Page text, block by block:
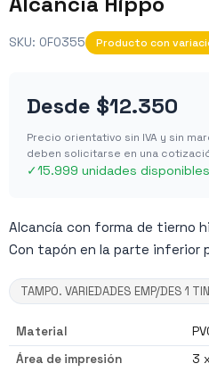
SKU: OF0355 Producto con
Desde $12.350
Precio orientativo sin IVA y sin
deben solicitarse en una
✓15.999 unidades disponibles
Alcancía con forma de tierno
Con tapón en la parte inferior
TAMPO. VARIEDADES EMP/DES 1
Material
Área de impresión
3